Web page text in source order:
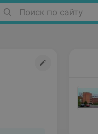
Поиск по сайту